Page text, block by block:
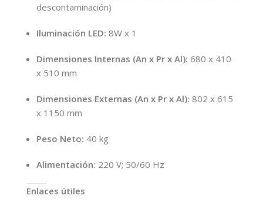
descontaminación)
Iluminación LED: 8W x 1
Dimensiones Internas (An x Pr x Al): 680 x 410
x 510 mm
Dimensiones Externas (An x Pr x Al): 802 x 615
x 1150 mm
Peso Neto: 40 kg
Alimentación: 220 V; 50/60 Hz
Enlaces útiles